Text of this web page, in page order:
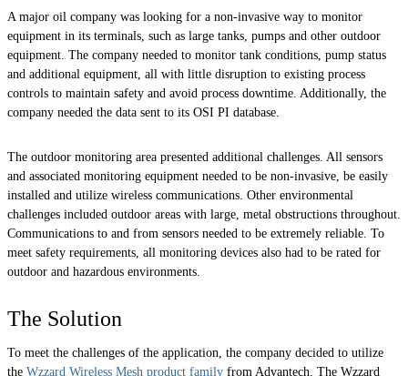
A major oil company was looking for a non-invasive way to monitor
equipment in its terminals, such as large tanks, pumps and other outdoor
equipment. The company needed to monitor tank conditions, pump status
and additional equipment, all with little disruption to existing process
controls to maintain safety and avoid process downtime. Additionally, the
company needed the data sent to its OSI PI database.
The outdoor monitoring area presented additional challenges. All sensors
and associated monitoring equipment needed to be non-invasive, be easily
installed and utilize wireless communications. Other environmental
challenges included outdoor areas with large, metal obstructions throughout.
Communications to and from sensors needed to be extremely reliable. To
meet safety requirements, all monitoring devices also had to be rated for
outdoor and hazardous environments.
The Solution
To meet the challenges of the application, the company decided to utilize
the Wzzard Wireless Mesh product family from Advantech. The Wzzard